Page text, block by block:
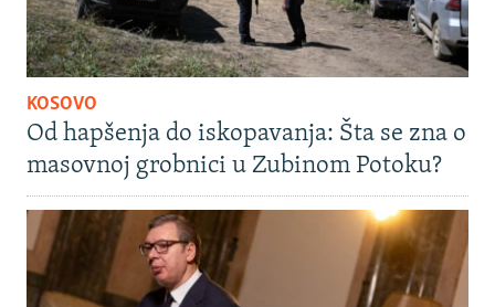
KOSOVO
Od hapšenja do iskopavanja: Šta se zna o
masovnoj grobnici u Zubinom Potoku?